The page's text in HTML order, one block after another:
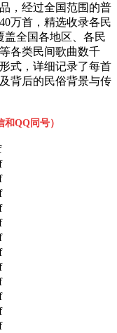
，经过全国范围的普
万首，精选收录各民
盖全国各地区、各民
各类民间歌曲数千
式，详细记录了每首
背后的民俗背景与传
和QQ同号）